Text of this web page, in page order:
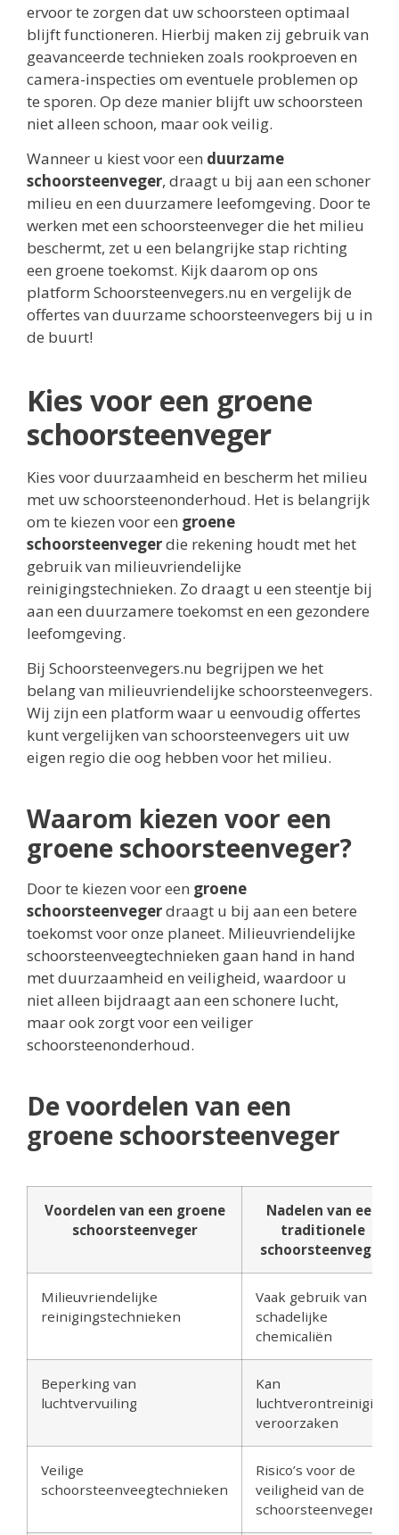
ervoor te zorgen dat uw schoorsteen optimaal
blijft functioneren. Hierbij maken zij gebruik van
geavanceerde technieken zoals rookproeven en
camera-inspecties om eventuele problemen op
te sporen. Op deze manier blijft uw schoorsteen
niet alleen schoon, maar ook veilig.
Wanneer u kiest voor een duurzame
schoorsteenveger, draagt u bij aan een schoner
milieu en een duurzamere leefomgeving. Door te
werken met een schoorsteenveger die het milieu
beschermt, zet u een belangrijke stap richting
een groene toekomst. Kijk daarom op ons
platform Schoorsteenvegers.nu en vergelijk de
offertes van duurzame schoorsteenvegers bij u in
de buurt!
Kies voor een groene
schoorsteenveger
Kies voor duurzaamheid en bescherm het milieu
met uw schoorsteenonderhoud. Het is belangrijk
om te kiezen voor een groene
schoorsteenvegerdie rekening houdt met het
gebruik van milieuvriendelijke
reinigingstechnieken. Zo draagt u een steentje bij
aan een duurzamere toekomst en een gezondere
leefomgeving.
Bij Schoorsteenvegers.nu begrijpen we het
belang van milieuvriendelijke schoorsteenvegers.
Wij zijn een platform waar u eenvoudig offertes
kunt vergelijken van schoorsteenvegers uit uw
eigen regio die oog hebben voor het milieu.
Waarom kiezen voor een
groene schoorsteenveger?
Door te kiezen voor een groene
schoorsteenvegerdraagt u bij aan een betere
toekomst voor onze planeet. Milieuvriendelijke
schoorsteenveegtechnieken gaan hand in hand
met duurzaamheid en veiligheid, waardoor u
niet alleen bijdraagt aan een schonere lucht,
maar ook zorgt voor een veiliger
schoorsteenonderhoud.
De voordelen van een
groene schoorsteenveger
Voordelen van een groene
schoorsteenveger
Nadelen van een
traditionele
schoorsteenveger
Milieuvriendelijke
reinigingstechnieken
Vaak gebruik van
schadelijke
chemicaliën
Beperking van
luchtvervuiling
Kan
luchtverontreiniging
veroorzaken
Veilige
schoorsteenveegtechnieken
Risico’s voor de
veiligheid van de
schoorsteenveger